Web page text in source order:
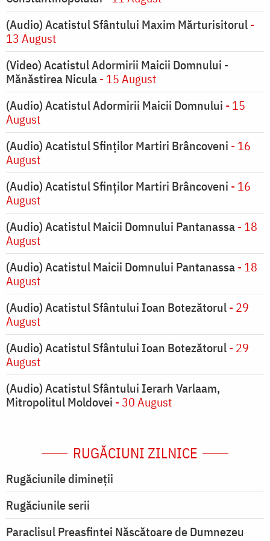
(Audio) Acatistul Sfântului Maxim Mărturisitorul-
13 August
(Video) Acatistul Adormirii Maicii Domnului -
Mănăstirea Nicula- 15 August
(Audio) Acatistul Adormirii Maicii Domnului - 15
August
(Audio) Acatistul Sfinților Martiri Brâncoveni - 16
August
(Audio) Acatistul Sfinților Martiri Brâncoveni - 16
August
(Audio) Acatistul Maicii Domnului Pantanassa- 18
August
(Audio) Acatistul Maicii Domnului Pantanassa- 18
August
(Audio) Acatistul Sfântului Ioan Botezătorul- 29
August
(Audio) Acatistul Sfântului Ioan Botezătorul- 29
August
(Audio) Acatistul Sfântului Ierarh Varlaam,
Mitropolitul Moldovei - 30 August
RUGĂCIUNI ZILNICE
Rugăciunile dimineții
Rugăciunile serii
Paraclisul Preasfintei Născătoare de Dumnezeu